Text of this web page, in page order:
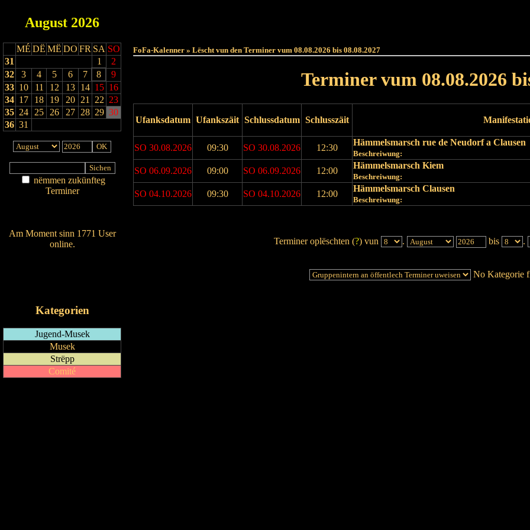
August 2026
MÉ DË MË DO FR SA SO
31
1
2
32
3 4 5 6 7 8
9
33 10 11 12 13 14 15 16
34 17 18 19 20 21 22 23
35 24 25 26 27 28 29 30
36 31
nëmmen zukünfteg
Terminer
Am Moment sinn 1771 User
online.
Kategorien
Jugend-Musek
Musek
Strëpp
Comité
FoFa-Kalenner » Lëscht vun den Terminer vum 08.08.2026 bis 08.08.2027
Terminer vum 08.08.2026
Ufanksdatum Ufankszäit Schlussdatum Schlusszäit
SO 30.08.2026 09:30 SO 30.08.2026 12:30
Hämmelsmarsch rue de Neudorf a Clausen
Beschreiwung:
SO 06.09.2026 09:00 SO 06.09.2026 12:00
Hämmelsmarsch Kiem
Beschreiwung:
SO 04.10.2026 09:30 SO 04.10.2026 12:00
Hämmelsmarsch Clausen
Beschreiwung:
Terminer oplëschten (?) vun . bis .
No Kategorie